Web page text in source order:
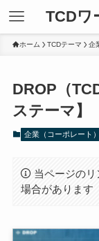
TCDワ
ホーム TCDテーマ 企
DROP（
ステーマ】
企業（コーポレート
当ページの
場合があります